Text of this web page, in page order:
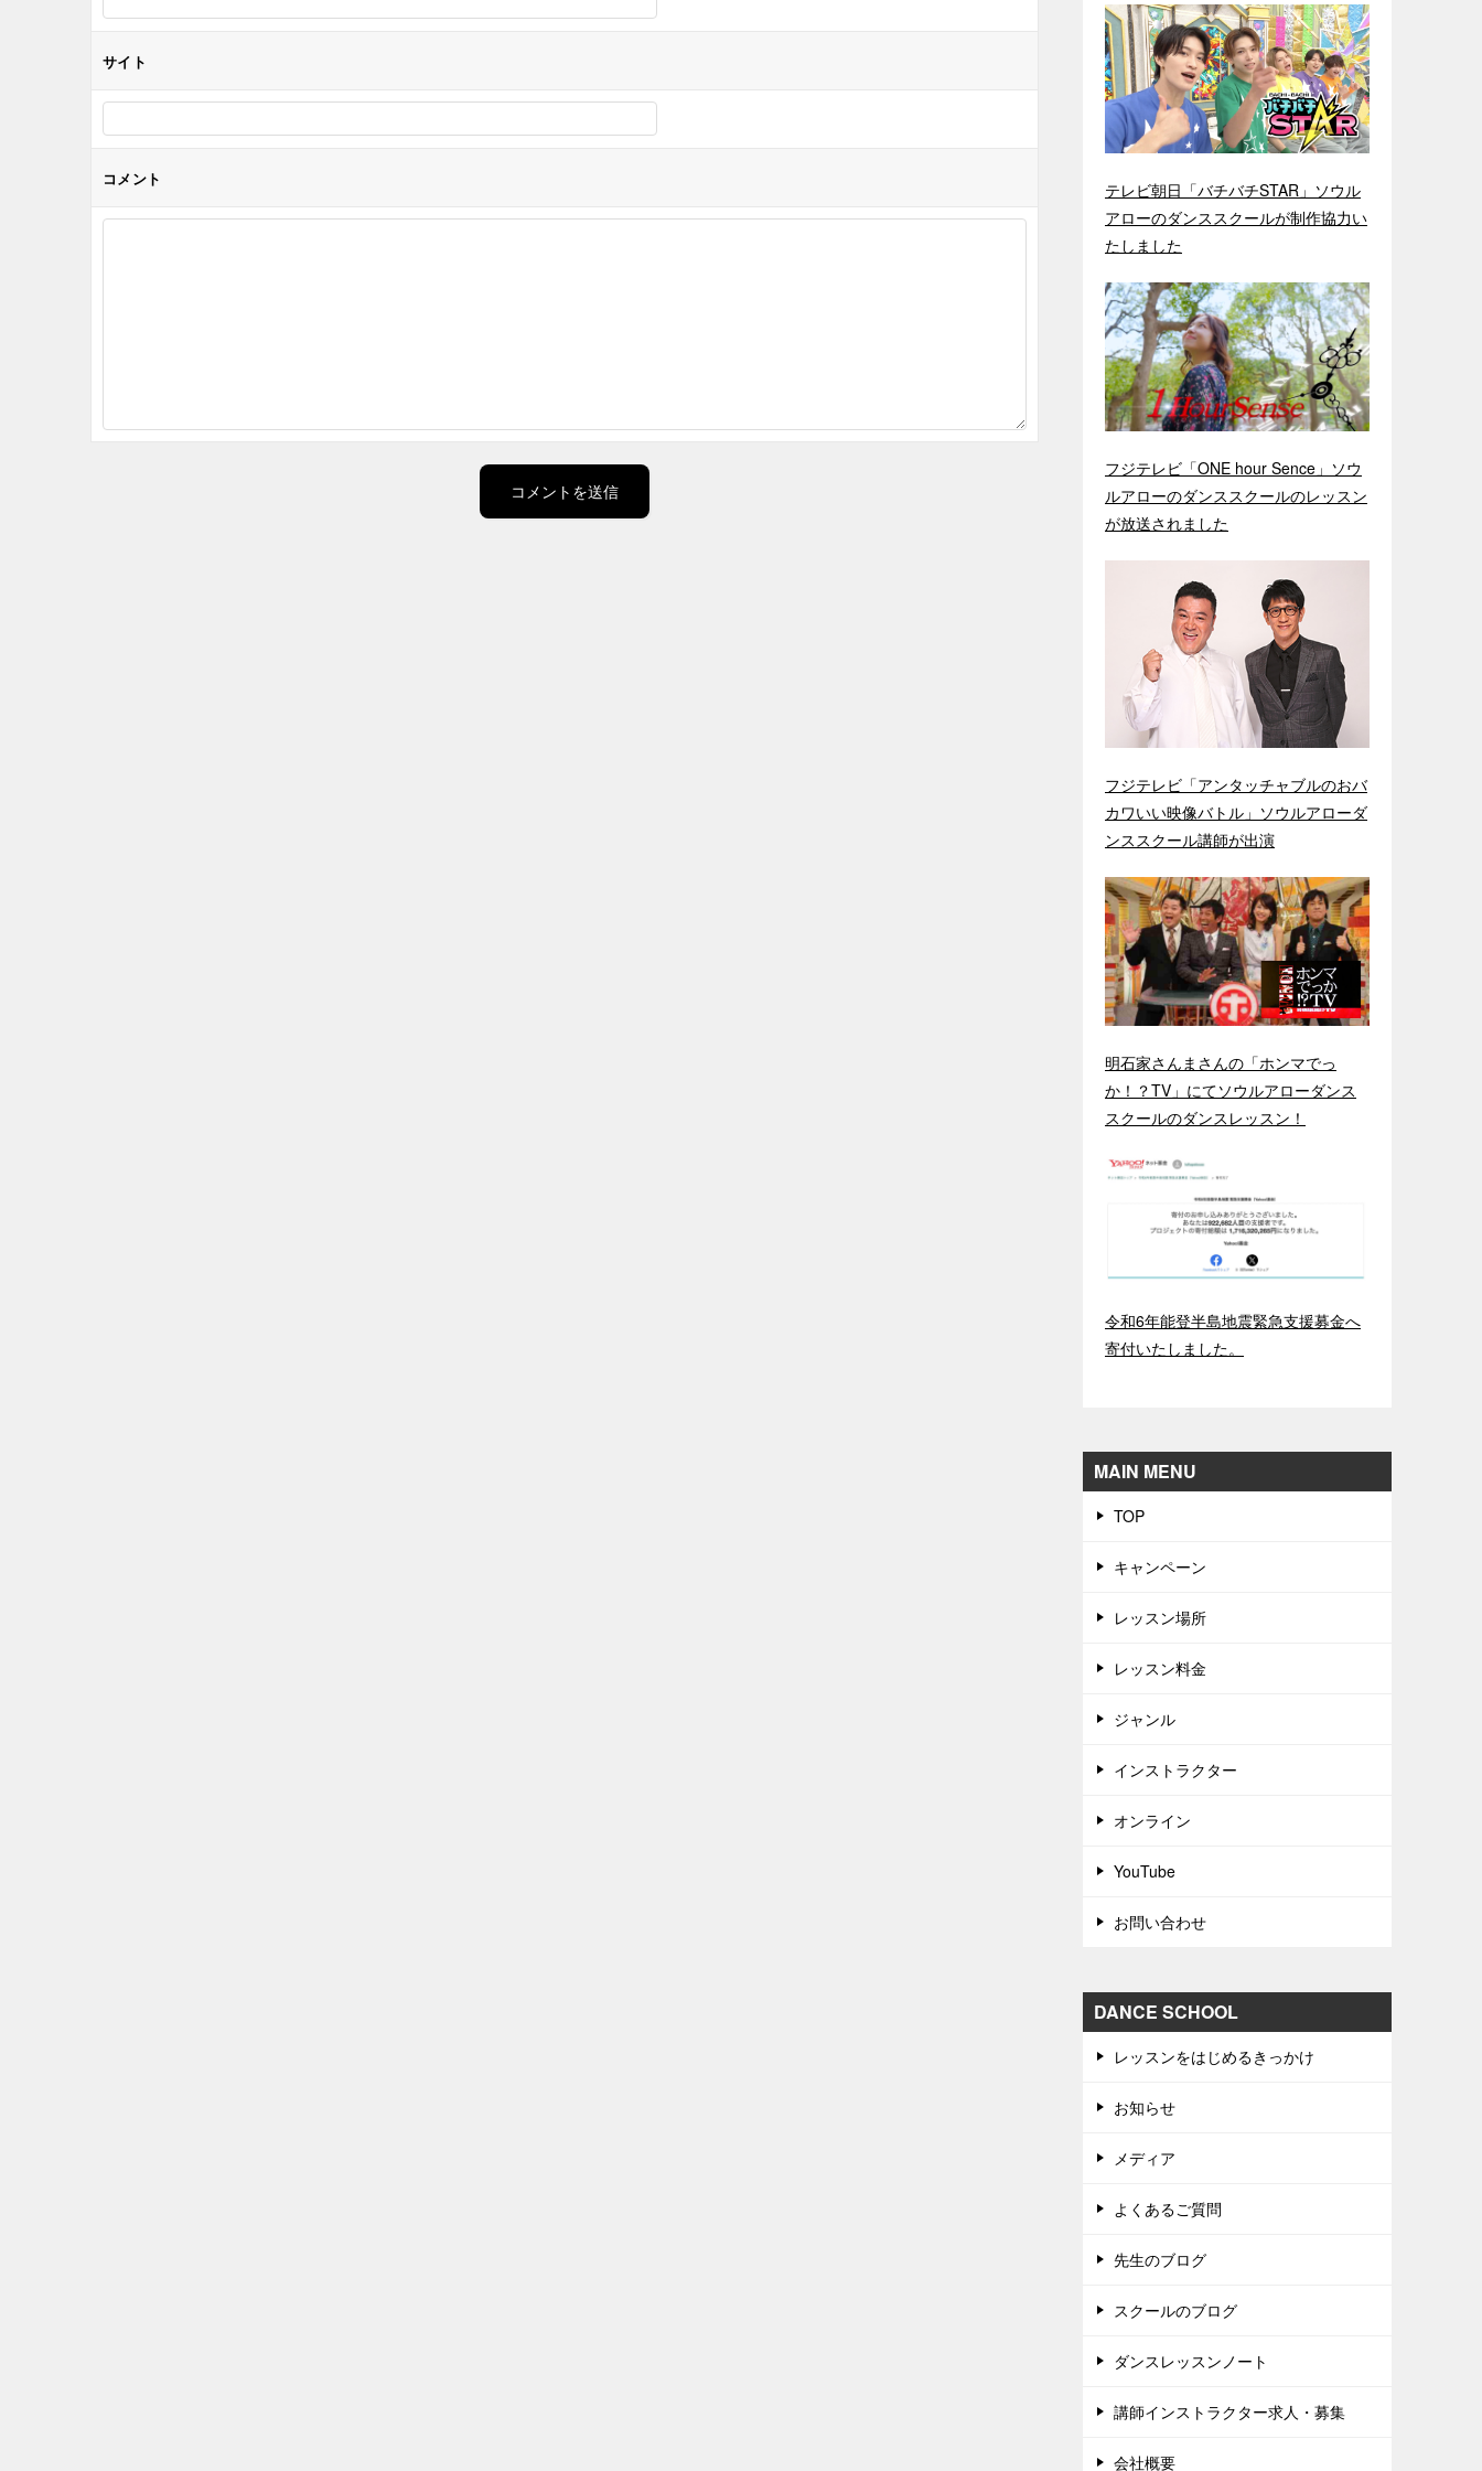
ン
サイト
コメント
テレビ朝日「バチバチSTAR」ソウル
アローのダンススクールが制作協力い
たしました
フジテレビ「ONE hour Sence」ソウ
ルアローのダンススクールのレッスン
が放送されました
フジテレビ「アンタッチャブルのおバ
カワいい映像バトル」ソウルアローダ
ンススクール講師が出演
明石家さんまさんの「ホンマでっ
か！？TV」にてソウルアローダンス
スクールのダンスレッスン！
令和6年能登半島地震緊急支援募金へ
寄付いたしました。
MAIN MENU
TOP
キャンペーン
レッスン場所
レッスン料金
ジャンル
インストラクター
オンライン
YouTube
お問い合わせ
DANCE SCHOOL
レッスンをはじめるきっかけ
お知らせ
メディア
よくあるご質問
先生のブログ
スクールのブログ
ダンスレッスンノート
講師インストラクター求人・募集
会社概要